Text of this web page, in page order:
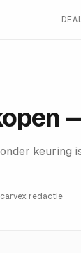
carvex redactie